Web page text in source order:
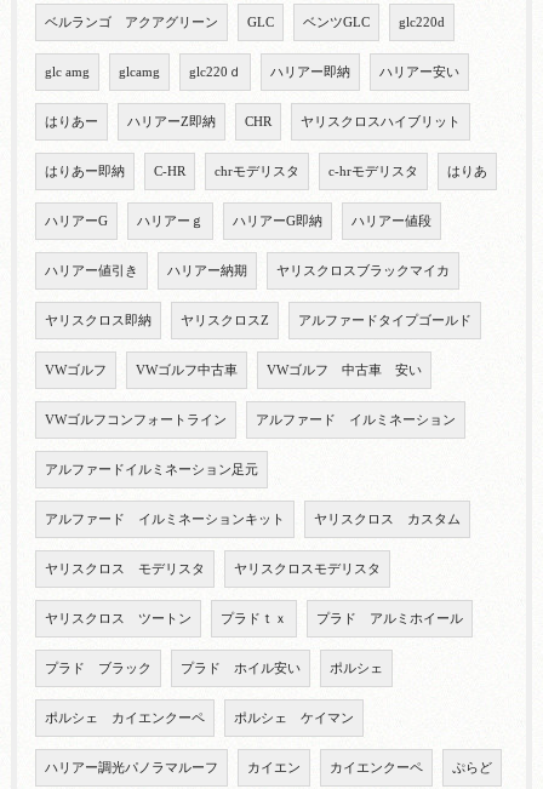
ベルランゴ アクアグリーン GLC ベンツGLC glc220d
glc amg glcamg glc220ｄ ハリアー即納 ハリアー安い
はりあー ハリアーZ即納 CHR ヤリスクロスハイブリット
はりあー即納 C-HR chrモデリスタ c-hrモデリスタ はりあ
ハリアーG ハリアーｇ ハリアーG即納 ハリアー値段
ハリアー値引き ハリアー納期 ヤリスクロスブラックマイカ
ヤリスクロス即納 ヤリスクロスZ アルファードタイプゴールド
VWゴルフ VWゴルフ中古車 VWゴルフ 中古車 安い
VWゴルフコンフォートライン アルファード イルミネーション
アルファードイルミネーション足元
アルファード イルミネーションキット ヤリスクロス カスタム
ヤリスクロス モデリスタ ヤリスクロスモデリスタ
ヤリスクロス ツートン プラドｔｘ プラド アルミホイール
プラド ブラック プラド ホイル安い ポルシェ
ポルシェ カイエンクーペ ポルシェ ケイマン
ハリアー調光パノラマルーフ カイエン カイエンクーペ ぷらど